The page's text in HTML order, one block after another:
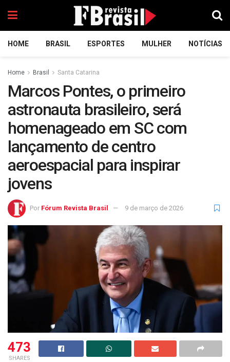
HOME BRASIL ESPORTES MULHER NOTÍCIAS
Home Brasil Santa Catarina
Marcos Pontes, o primeiro
astronauta brasileiro, será
homenageado em SC com
lançamento de centro
aeroespacial para inspirar
jovens
Por Fórum Revista Brasil 9 de março de 2026
473
SHARES